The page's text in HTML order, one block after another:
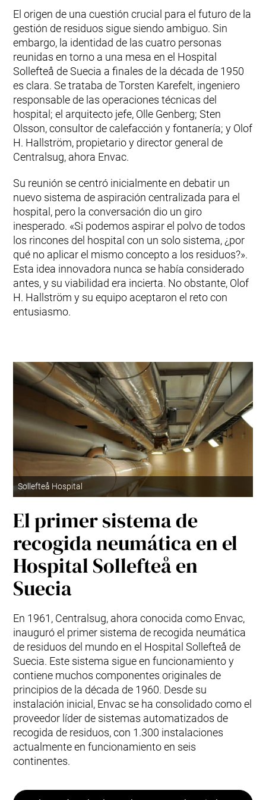
El origen de una cuestión crucial para el futuro de la
gestión de residuos sigue siendo ambiguo. Sin
embargo, la identidad de las cuatro personas
reunidas en torno a una mesa en el Hospital
Sollefteå de Suecia a finales de la década de 1950
es clara. Se trataba de Torsten Karefelt, ingeniero
responsable de las operaciones técnicas del
hospital; el arquitecto jefe, Olle Genberg; Sten
Olsson, consultor de calefacción y fontanería; y Olof
H. Hallström, propietario y director general de
Centralsug, ahora Envac.
Su reunión se centró inicialmente en debatir un
nuevo sistema de aspiración centralizada para el
hospital, pero la conversación dio un giro
inesperado. «Si podemos aspirar el polvo de todos
los rincones del hospital con un solo sistema, ¿por
qué no aplicar el mismo concepto a los residuos?».
Esta idea innovadora nunca se había considerado
antes, y su viabilidad era incierta. No obstante, Olof
H. Hallström y su equipo aceptaron el reto con
entusiasmo.
Sollefteå Hospital
El primer sistema de
recogida neumática en el
Hospital Sollefteå en
Suecia
En 1961, Centralsug, ahora conocida como Envac,
inauguró el primer sistema de recogida neumática
de residuos del mundo en el Hospital Sollefteå de
Suecia. Este sistema sigue en funcionamiento y
contiene muchos componentes originales de
principios de la década de 1960. Desde su
instalación inicial, Envac se ha consolidado como el
proveedor líder de sistemas automatizados de
recogida de residuos, con 1.300 instalaciones
actualmente en funcionamiento en seis
continentes.